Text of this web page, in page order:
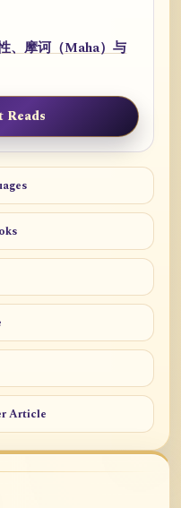
、摩诃（Maha）与
Reads
Article